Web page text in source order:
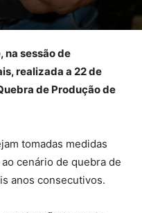
na sessão de
realizada a 22 de
de Produção de
tomadas medidas
cenário de quebra de
anos consecutivos.